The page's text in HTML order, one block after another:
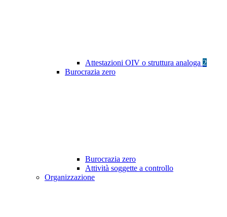
Attestazioni OIV o struttura analoga 2
Burocrazia zero
Burocrazia zero
Attività soggette a controllo
Organizzazione